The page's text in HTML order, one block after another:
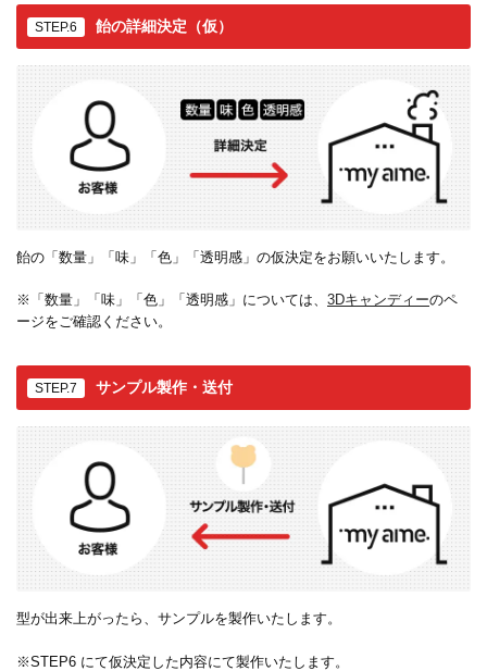
STEP.6 飴の詳細決定（仮）
飴の「数量」「味」「色」「透明感」の仮決定をお願いいたします。
※「数量」「味」「色」「透明感」については、 3Dキャンディーのペ
ージをご確認ください。
STEP.7 サンプル製作・送付
型が出来上がったら、サンプルを製作いたします。
※STEP6 にて仮決定した内容にて製作いたします。